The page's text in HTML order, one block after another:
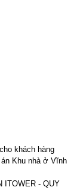
khách hàng
Khu nhà ở Vĩnh
ITOWER - QUY